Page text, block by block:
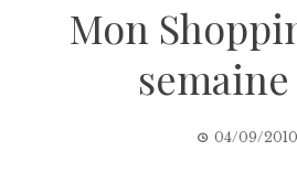
Mon
semaine
04/09/2010